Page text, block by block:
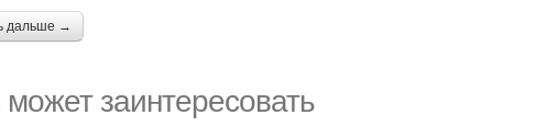
дальше →
заинтересовать